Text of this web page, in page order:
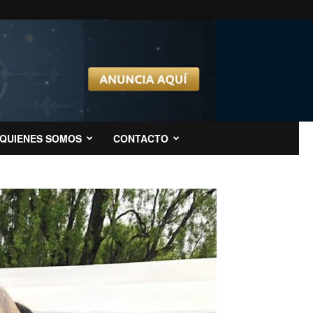
QUIENES SOMOS CONTACTO